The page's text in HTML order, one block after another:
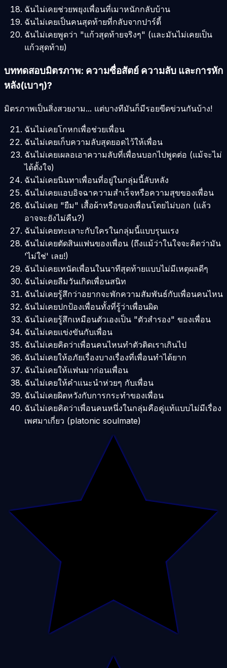
ฉันไม่เคยช่วยพยุงเพื่อนที่เมาหนักกลับบ้าน
ฉันไม่เคยเป็นคนสุดท้ายที่กลับจากปาร์ตี้
ฉันไม่เคยพูดว่า "แก้วสุดท้ายจริงๆ" (และมันไม่เคยเป็น
แก้วสุดท้าย)
บททดสอบมิตรภาพ: ความซื่อสัตย์ ความลับ และการหัก
หลัง(เบาๆ)?
มิตรภาพเป็นสิ่งสวยงาม... แต่บางทีมันก็มีรอยขีดข่วนกันบ้าง!
ฉันไม่เคยโกหกเพื่อช่วยเพื่อน
ฉันไม่เคยเก็บความลับสุดยอดไว้ให้เพื่อน
ฉันไม่เคยเผลอเอาความลับที่เพื่อนบอกไปพูดต่อ (แม้จะไม่
ได้ตั้งใจ)
ฉันไม่เคยนินทาเพื่อนที่อยู่ในกลุ่มนี้ลับหลัง
ฉันไม่เคยแอบอิจฉาความสำเร็จหรือความสุขของเพื่อน
ฉันไม่เคย "ยืม" เสื้อผ้าหรือของเพื่อนโดยไม่บอก (แล้ว
อาจจะยังไม่คืน?)
ฉันไม่เคยทะเลาะกับใครในกลุ่มนี้แบบรุนแรง
ฉันไม่เคยตัดสินแฟนของเพื่อน (ถึงแม้ว่าในใจจะคิดว่ามัน
'ไม่ใช่' เลย!)
ฉันไม่เคยเทนัดเพื่อนในนาทีสุดท้ายแบบไม่มีเหตุผลดีๆ
ฉันไม่เคยลืมวันเกิดเพื่อนสนิท
ฉันไม่เคยรู้สึกว่าอยากจะพักความสัมพันธ์กับเพื่อนคนไหน
ฉันไม่เคยปกป้องเพื่อนทั้งที่รู้ว่าเพื่อนผิด
ฉันไม่เคยรู้สึกเหมือนตัวเองเป็น "ตัวสำรอง" ของเพื่อน
ฉันไม่เคยแข่งขันกับเพื่อน
ฉันไม่เคยคิดว่าเพื่อนคนไหนทำตัวติดเราเกินไป
ฉันไม่เคยให้อภัยเรื่องบางเรื่องที่เพื่อนทำได้ยาก
ฉันไม่เคยให้แฟนมาก่อนเพื่อน
ฉันไม่เคยให้คำแนะนำห่วยๆ กับเพื่อน
ฉันไม่เคยผิดหวังกับการกระทำของเพื่อน
ฉันไม่เคยคิดว่าเพื่อนคนหนึ่งในกลุ่มคือคู่แท้แบบไม่มีเรื่อง
เพศมาเกี่ยว (platonic soulmate)